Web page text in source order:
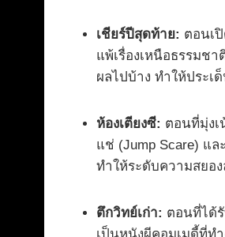
เชียร์ปีสุดท้าย: ตอนเ
แพ้เรื่องเหนือธรรมช
ผลไปบ้าง ทำให้ประเ
ห้องเตียงซี: ตอนที่มุ่ง
แช่ (Jump Scare) แ
ทำให้ระดับความสยอ
ตึกวิทย์เก่า: ตอนที่ได้
เป็นหนังผีคอมเมดี้ที่ท